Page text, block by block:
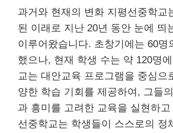
과거와 현재의 변화 지평선중학교
된 이래로 지난 20년 동안 눈에 띄
이루어왔습니다. 초창기에는 60명
했으나, 현재 학생 수는 약 120명
교는 대안교육 프로그램을 중심으
양한 학습 기회를 제공하여, 그들
과 흥미를 고려한 교육을 실현하
선중학교는 학생들이 스스로의 정